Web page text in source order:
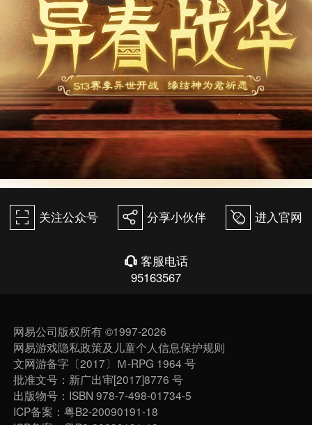
򰀁 关注公众号 򰀂 分享小伙伴 򰀄 进入官网
򰀃 客服电话
95163567
网易公司版权所有 ©1997-2026
网易游戏隐私政策及儿童个人信息保护规则
文网游备字〔2017〕Ｍ-RPG 1964 号
批准文号：新广出审[2017]8776 号
出版物号：ISBN 978-7-498-01734-5
ICP备案：粤B2-20090191-18